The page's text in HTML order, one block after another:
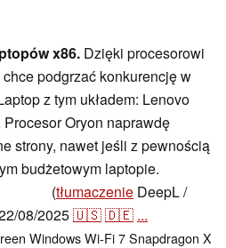
x86. Dzięki procesorowi
podgrzać konkurencję w
z tym układem: Lenovo
Oryon naprawdę
strony, nawet jeśli z pewnością
budżetowym laptopie.
(tłumaczenie DeepL /
08/2025🇺🇸🇩🇪 ...
WindowsWi-Fi 7Snapdragon X